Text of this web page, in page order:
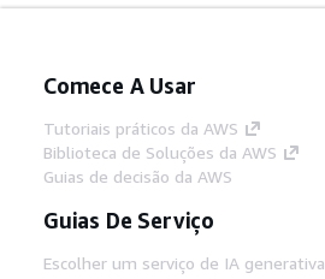
Comece A Usar
Tutoriais práticos da AWS
Biblioteca de Soluções da AWS
Guias de decisão da AWS
Guias De Serviço
Escolher um serviço de IA generativa